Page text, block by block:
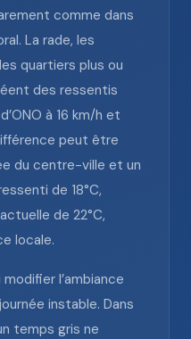
comme dans
La rade, les
quartiers plus ou
des ressentis
à 16 km/h et
peut être
du centre-ville et un
de 18°C,
de 22°C,
locale.
l’ambiance
instable. Dans
temps gris ne